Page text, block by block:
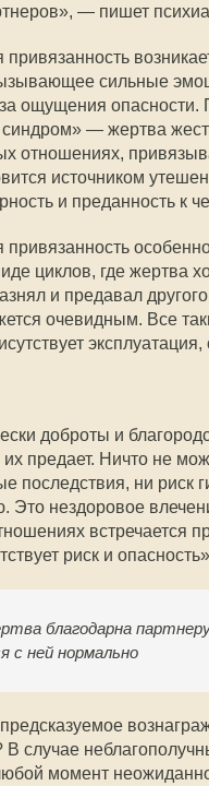
— пишет
сильные
ощущения
синдром» — жертва
отношениях,
источником
и преданность к
привязанность
циклов, где жертва
и предавал
очевидным. Все
эксплуатация,
доброты и
их предает. Ничто не
последствия, ни риск
Это нездоровое
встречается
риск и
благодарна
с ней нормально
В случае
момент неожиданно